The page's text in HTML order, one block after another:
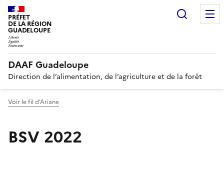
PRÉFET
DE LA RÉGION
GUADELOUPE
DAAF Guadeloupe
Direction de l’alimentation, de l’agriculture et de la forêt
Voir le fil d'Ariane
BSV 2022